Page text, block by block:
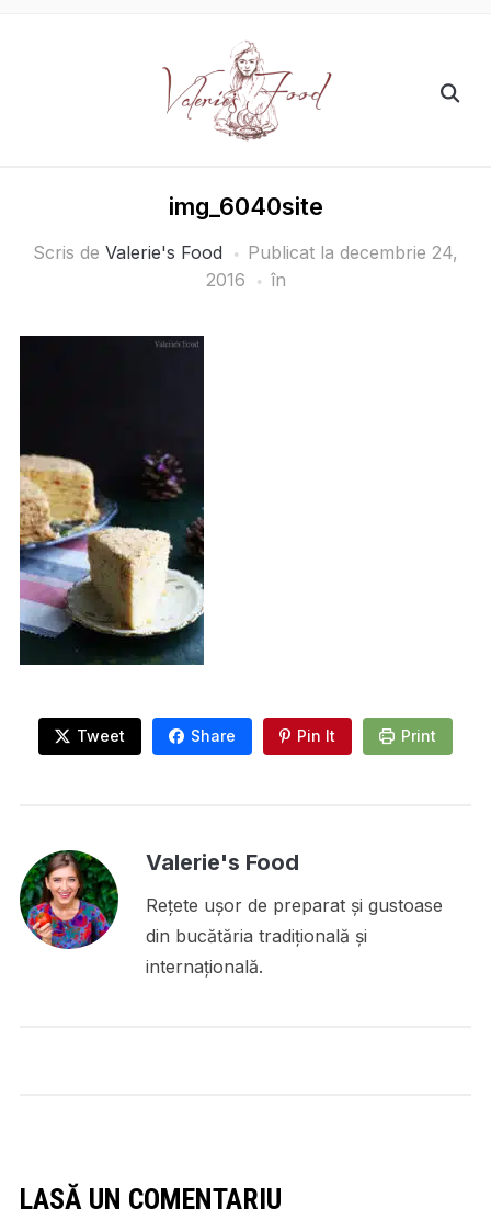
img_6040site
Scris de Valerie's Food Publicat la decembrie 24,
2016
în
Tweet Share Pin It Print
Valerie's Food
Rețete ușor de preparat și gustoase
din bucătăria tradițională și
internațională.
LASĂ UN COMENTARIU